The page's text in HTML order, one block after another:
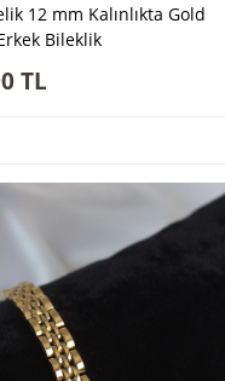
12 mm Kalınlıkta Gold
Bileklik
TL